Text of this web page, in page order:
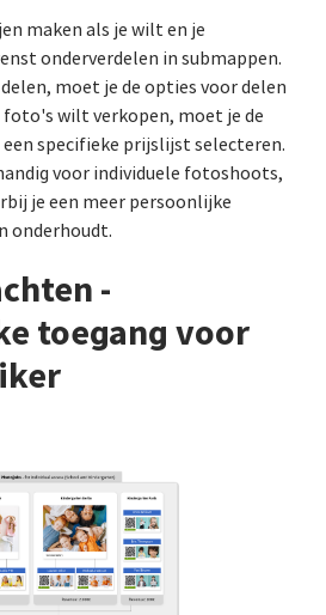
maken als je wilt en je
onderverdelen in submappen.
moet je de opties voor delen
foto's wilt verkopen, moet je de
specifieke prijslijst selecteren.
voor individuele fotoshoots,
je een meer persoonlijke
onderhoudt.
-
toegang voor